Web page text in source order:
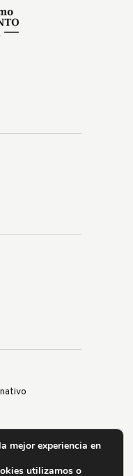
al 31 de julio
mejor experiencia en
utilizamos o